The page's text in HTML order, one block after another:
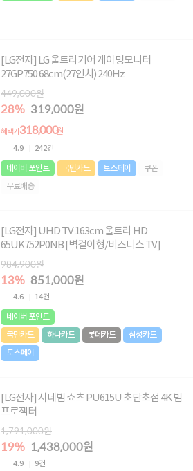
[LG전자] LG 울트라기어 게이밍모니터
27GP750 68cm(27인치) 240Hz
449,000원
28% 319,000원
혜택가318,000원
4.9 242건
네이버 포인트 국민카드 토스페이
쿠폰
무료배송
[LG전자] UHD TV 163cm 울트라 HD
65UK752P0NB [벽걸이형/비즈니스 TV]
984,900원
13% 851,000원
4.6 14건
네이버 포인트
국민카드
하나카드 롯데카드
삼성카드
토스페이
[LG전자] 시네빔 쇼츠 PU615U 초단초점 4K 빔
프로젝터
1,791,000원
19% 1,438,000원
4.9 9건